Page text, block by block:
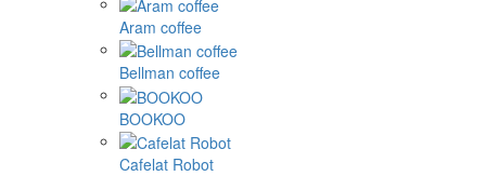
Aram coffee
Bellman coffee
BOOKOO
Cafelat Robot